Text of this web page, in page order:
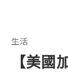
生活
【美